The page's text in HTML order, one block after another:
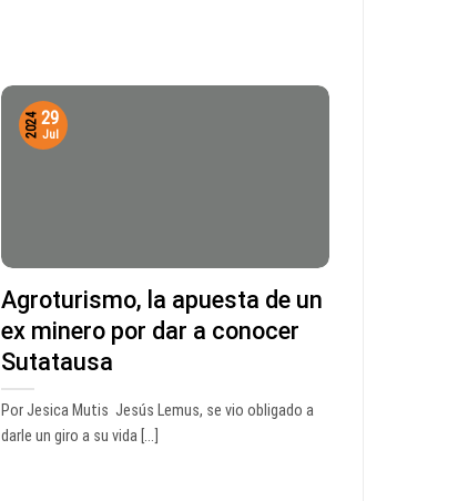
Agroturismo, la apuesta de un
ex minero por dar a conocer
Sutatausa
Por Jesica Mutis Jesús Lemus, se vio obligado a
darle un giro a su vida [...]
29
Jul
2024